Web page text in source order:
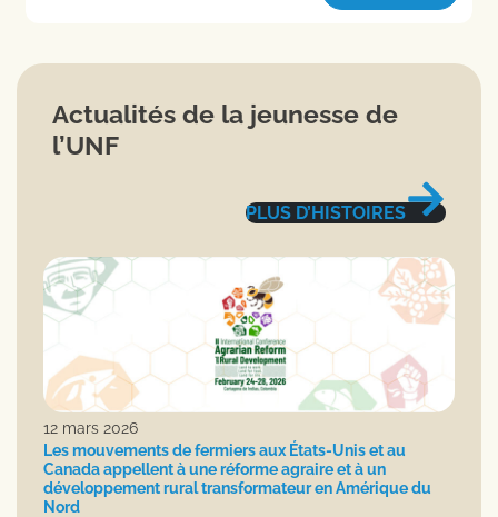
Actualités de la jeunesse de
l’UNF
PLUS D’HISTOIRES
12 mars 2026
Les mouvements de fermiers aux États-Unis et au
Canada appellent à une réforme agraire et à un
développement rural transformateur en Amérique du
Nord